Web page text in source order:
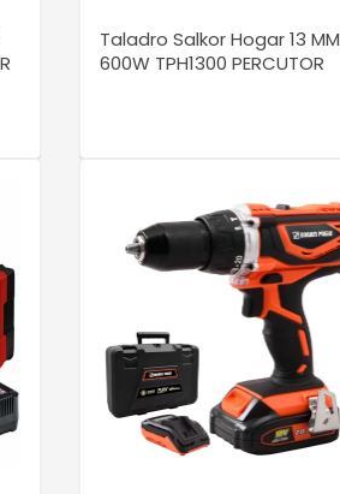
Taladro Salkor Hogar 13 MM
600W TPH1300 PERCUTOR
VER DETALLE